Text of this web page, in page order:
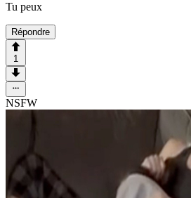
Tu peux
Répondre
1
NSFW